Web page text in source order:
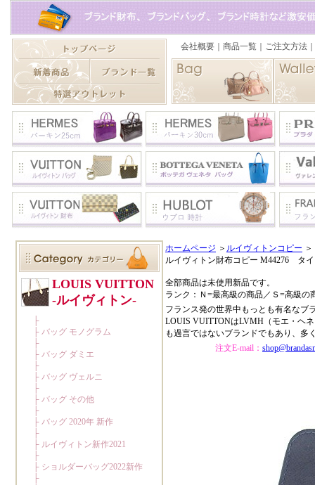
ホームページ ＞ ルイヴィトンコピー ＞
ルイヴィトン財布コピー M44276
全部商品は未使用新品です。
ランク：Ｎ=最高級の商品／Ｓ=高級の
フランス発の世界中もっとも有名なブ
LOUIS VUITTONはLVMH（モエ・ヘ
も過言ではないブランドでもあり、多
注文E-mail：